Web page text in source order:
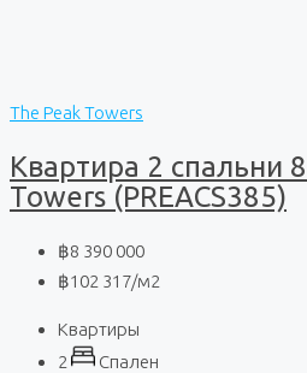
The Peak Towers
Квартира 2 спальни
Towers (PREACS385)
฿8 390 000
฿102 317/м2
Квартиры
2
Спален